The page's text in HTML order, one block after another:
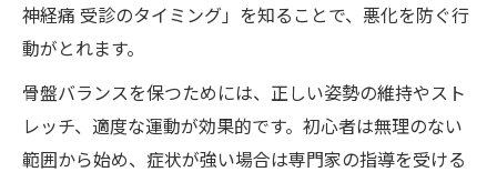
神経痛 受診のタイミング」を知ることで、悪化を防ぐ行
動がとれます。
骨盤バランスを保つためには、正しい姿勢の維持やスト
レッチ、適度な運動が効果的です。初心者は無理のない
範囲から始め、症状が強い場合は専門家の指導を受ける